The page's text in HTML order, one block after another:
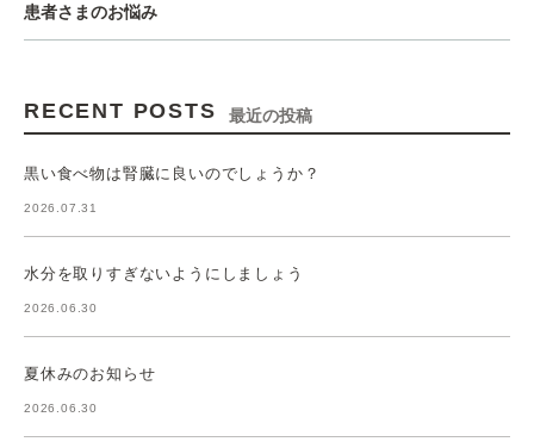
患者さまのお悩み
RECENT POSTS 最近の投稿
黒い食べ物は腎臓に良いのでしょうか？
2026.07.31
水分を取りすぎないようにしましょう
2026.06.30
夏休みのお知らせ
2026.06.30